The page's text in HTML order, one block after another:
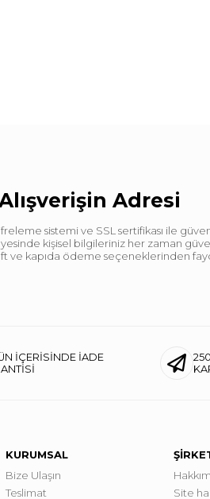
Adresi
sistemi ve SSL sertifikası ile
kişisel bilgileriniz her zaman
ve kapıda ödeme seçeneklerinden
İÇERİSİNDE İADE
KURUMSAL
Bize Ulaşın
Teslimat
Site